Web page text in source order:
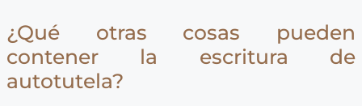
¿Qué otras cosas pueden
contener la escritura de
autotutela?